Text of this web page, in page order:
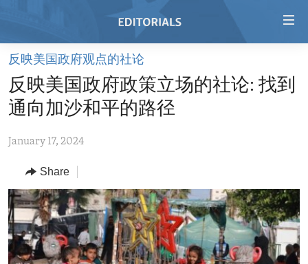
Skip
main
content
to
Navigation
Skip
to
Search
HOME
VIDEO
REGIONS
AFRICA
AMERICAS
ASIA
EUROPE
TOPICS
HUMAN RIGHTS
SECURITY AND DEFENSE
AID AND DEVELOPMENT
ARCHIVE
ABOUT US
FOLLOW US
反映美国政府观点的社论
反映美国政府政策立场的社论: 找到
通向加沙和平的路径
January 17, 2024
Share